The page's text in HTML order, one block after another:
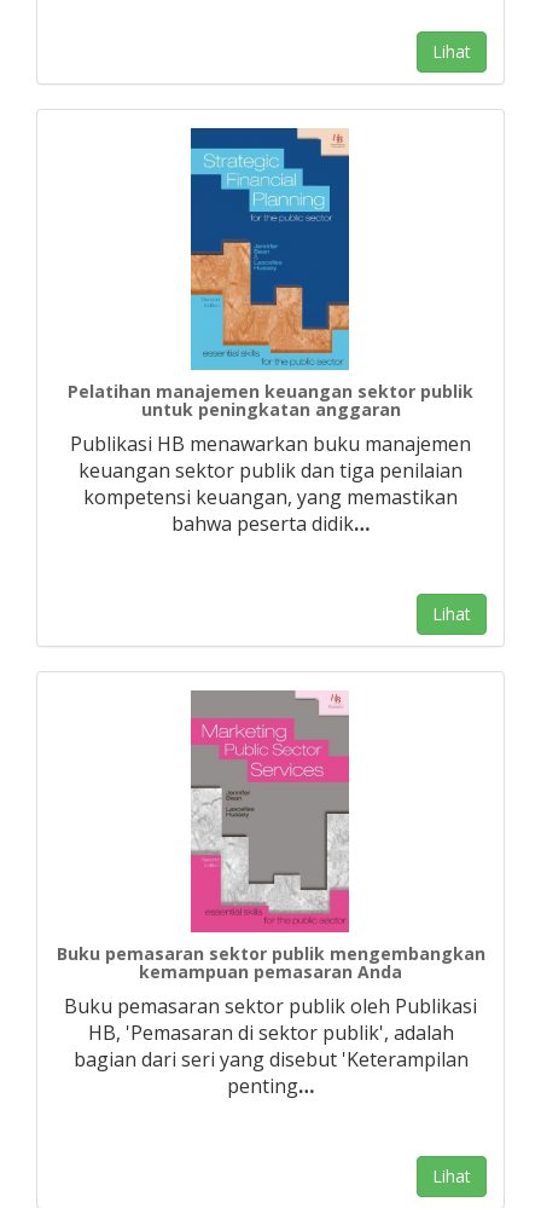
Lihat
Pelatihan manajemen keuangan sektor publik
untuk peningkatan anggaran
Publikasi HB menawarkan buku manajemen
keuangan sektor publik dan tiga penilaian
kompetensi keuangan, yang memastikan
bahwa peserta didik…
Lihat
Buku pemasaran sektor publik mengembangkan
kemampuan pemasaran Anda
Buku pemasaran sektor publik oleh Publikasi
HB, 'Pemasaran di sektor publik', adalah
bagian dari seri yang disebut 'Keterampilan
penting…
Lihat